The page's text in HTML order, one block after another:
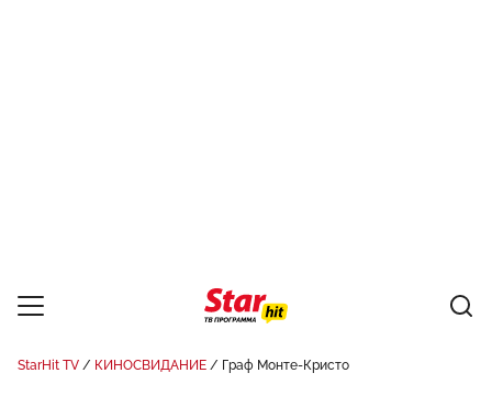
StarHit TV КИНОСВИДАНИЕ Граф Монте-Кристо